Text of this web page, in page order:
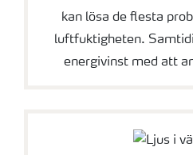
kan lösa de flesta
luftfuktigheten.
energivinst med att